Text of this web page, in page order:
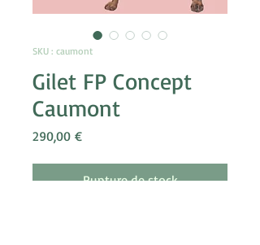
SKU : caumont
Gilet FP Concept
Caumont
290,00 €Prix
Rupture de stock